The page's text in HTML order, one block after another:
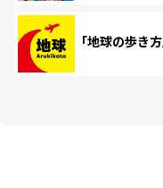
「地球の歩き